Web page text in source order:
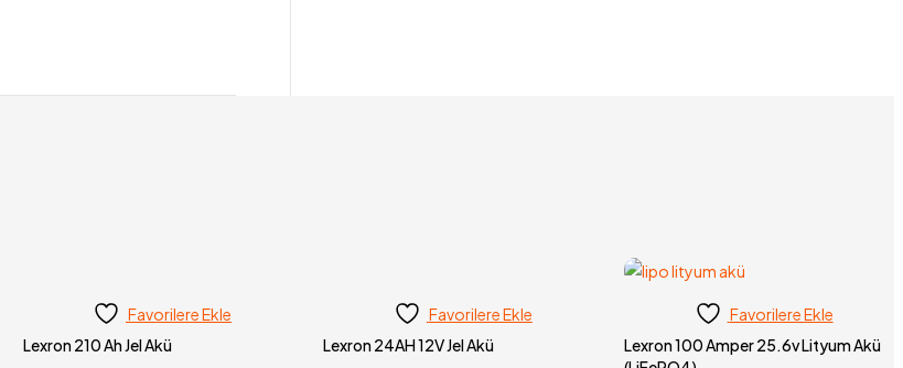
Favorilere Ekle
Lexron 210 Ah Jel Akü
Favorilere Ekle
Lexron 24AH 12V Jel Akü
Favorilere Ekle
Lexron 100 Amper 25.6v Lityum Akü